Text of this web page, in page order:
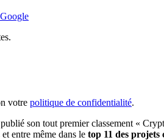
votre politique de confidentialité.
son tout premier classement «
entre même dans le top 11 des projets